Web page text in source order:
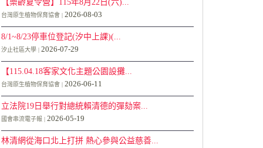
【樂齡夏令營】115年8月22日(六)...
台灣原生植物保育協會 2026-08-03
8/1~8/23停車位登記(汐中上課)(...
汐止社區大學 2026-07-29
【115.04.18客家文化主題公園設攤...
台灣原生植物保育協會 2026-06-11
立法院19日舉行對總統賴清德的彈劾案...
國會串流電子報 2026-05-19
林清網從海口北上打拼 熱心參與公益慈善...